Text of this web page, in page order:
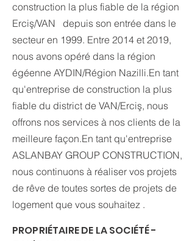
construction la plus fiable de la région
Erciş/VAN depuis son entrée dans le
secteur en 1999. Entre 2014 et 2019,
nous avons opéré dans la région
égéenne AYDIN/Région Nazilli.En tant
qu'entreprise de construction la plus
fiable du district de VAN/Erciş, nous
offrons nos services à nos clients de la
meilleure façon.En tant qu'entreprise
ASLANBAY GROUP CONSTRUCTION,
nous continuons à réaliser vos projets
de rêve de toutes sortes de projets de
logement que vous souhaitez .
PROPRIÉTAIRE DE LA SOCIÉTÉ -